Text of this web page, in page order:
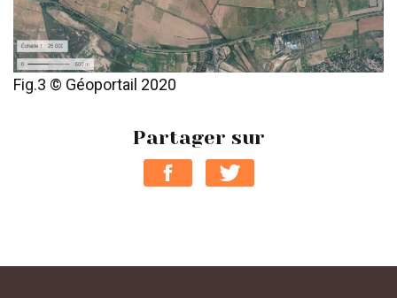
Fig.3 © Géoportail 2020
Partager sur